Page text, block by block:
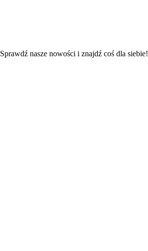
Sprawdź nasze nowości i znajdź coś dla siebie!